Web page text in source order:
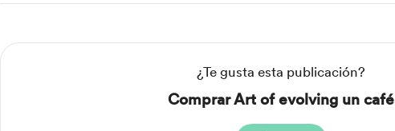
¿Te gusta esta publicación?
Comprar Art of evolving un café